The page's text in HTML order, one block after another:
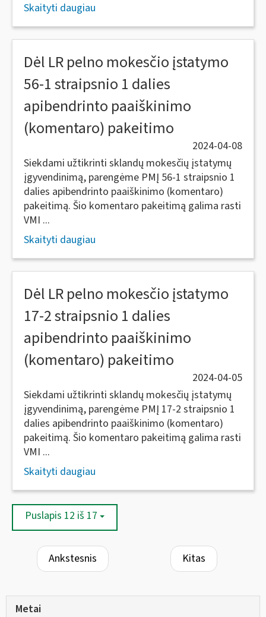
Skaityti daugiau
Dėl LR pelno mokesčio įstatymo
56-1 straipsnio 1 dalies
apibendrinto paaiškinimo
(komentaro) pakeitimo
2024-04-08
Siekdami užtikrinti sklandų mokesčių įstatymų
įgyvendinimą, parengėme PMĮ 56-1 straipsnio 1
dalies apibendrinto paaiškinimo (komentaro)
pakeitimą. Šio komentaro pakeitimą galima rasti
VMI ...
Skaityti daugiau
Dėl LR pelno mokesčio įstatymo
17-2 straipsnio 1 dalies
apibendrinto paaiškinimo
(komentaro) pakeitimo
2024-04-05
Siekdami užtikrinti sklandų mokesčių įstatymų
įgyvendinimą, parengėme PMĮ 17-2 straipsnio 1
dalies apibendrinto paaiškinimo (komentaro)
pakeitimą. Šio komentaro pakeitimą galima rasti
VMI ...
Skaityti daugiau
Puslapis 12 iš 17
Ankstesnis Kitas
Metai